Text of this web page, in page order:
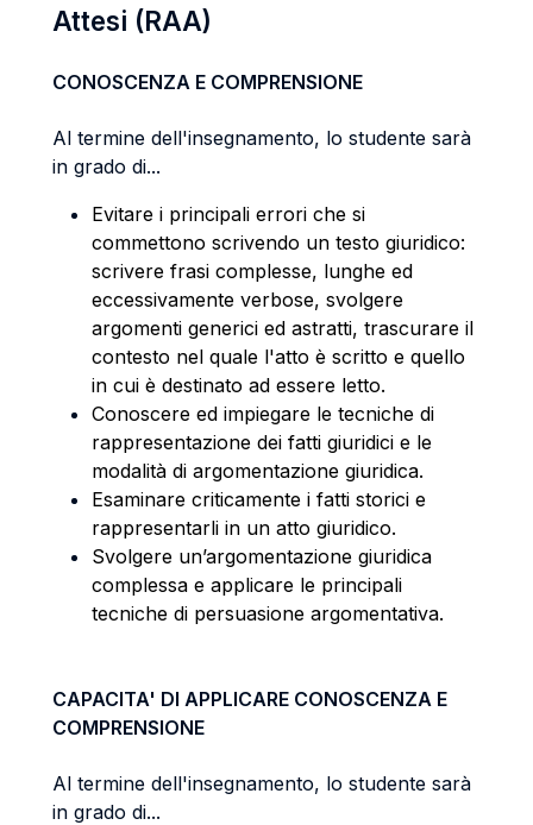
Attesi (RAA)
CONOSCENZA E COMPRENSIONE
Al termine dell'insegnamento, lo studente sarà
in grado di...
Evitare i principali errori che si
commettono scrivendo un testo giuridico:
scrivere frasi complesse, lunghe ed
eccessivamente verbose, svolgere
argomenti generici ed astratti, trascurare il
contesto nel quale l'atto è scritto e quello
in cui è destinato ad essere letto.
Conoscere ed impiegare le tecniche di
rappresentazione dei fatti giuridici e le
modalità di argomentazione giuridica.
Esaminare criticamente i fatti storici e
rappresentarli in un atto giuridico.
Svolgere un’argomentazione giuridica
complessa e applicare le principali
tecniche di persuasione argomentativa.
CAPACITA' DI APPLICARE CONOSCENZA E
COMPRENSIONE
Al termine dell'insegnamento, lo studente sarà
in grado di...